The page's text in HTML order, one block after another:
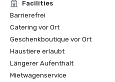
Facilities
Barrierefrei
Catering vor Ort
Geschenkboutique vor Ort
Haustiere erlaubt
Längerer Aufenthalt
Mietwagenservice